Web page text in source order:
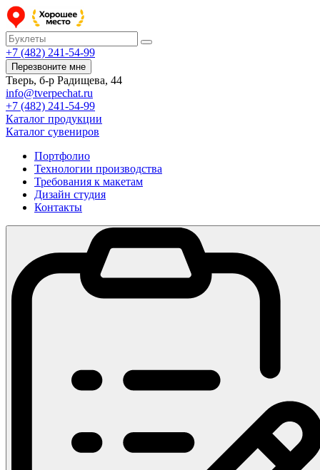
+7 (482) 241-54-99
Перезвоните мне
Тверь, б-р Радищева, 44
info@tverpechat.ru
+7 (482) 241-54-99
Каталог продукции
Каталог сувениров
Портфолио
Технологии производства
Требования к макетам
Дизайн студия
Контакты